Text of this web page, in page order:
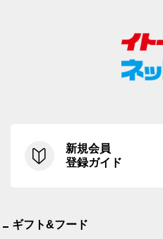
新規会員
登録ガイド
ギフト&フード